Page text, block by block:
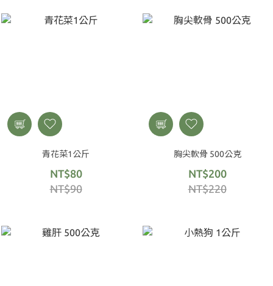
青花菜1公斤
NT$80
NT$90
胸尖軟骨 500公克
NT$200
NT$220